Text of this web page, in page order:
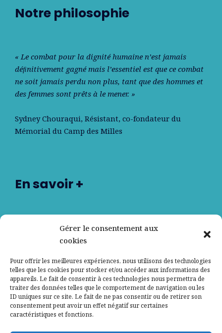
Gérer le consentement aux
cookies
Pour offrir les meilleures expériences, nous utilisons des technologies
telles que les cookies pour stocker et/ou accéder aux informations des
appareils. Le fait de consentir à ces technologies nous permettra de
traiter des données telles que le comportement de navigation ou les
ID uniques sur ce site. Le fait de ne pas consentir ou de retirer son
consentement peut avoir un effet négatif sur certaines
caractéristiques et fonctions.
Notre philosophie
« Le combat pour la dignité humaine n’est jamais
déﬁnitivement gagné mais l’essentiel est que ce combat
ne soit jamais perdu non plus, tant que des hommes et
des femmes sont prêts à le mener. »
Sydney Chouraqui, Résistant, co-fondateur du
Mémorial du Camp des Milles
En savoir +
Nos partenaires
Contactez-nous
Mentions légales